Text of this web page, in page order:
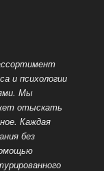
и психологии
Мы
отыскать
Каждая
без